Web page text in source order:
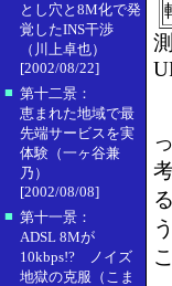
とし穴と8M化で発
覚したINS干渉
（川上卓也）
[2002/08/22]
■ 第十二景：
恵まれた地域で最
先端サービスを実
体験（一ヶ谷兼
乃）
[2002/08/08]
■ 第十一景：
ADSL 8Mが
10kbps!? ノイズ
地獄の克服（こま